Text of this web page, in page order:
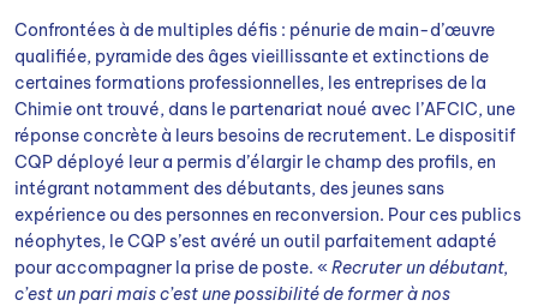
Confrontées à de multiples défis : pénurie de main-d’œuvre
qualifiée, pyramide des âges vieillissante et extinctions de
certaines formations professionnelles, les entreprises de la
Chimie ont trouvé, dans le partenariat noué avec l’AFCIC, une
réponse concrète à leurs besoins de recrutement. Le dispositif
CQP déployé leur a permis d’élargir le champ des profils, en
intégrant notamment des débutants, des jeunes sans
expérience ou des personnes en reconversion. Pour ces publics
néophytes, le CQP s’est avéré un outil parfaitement adapté
pour accompagner la prise de poste. « Recruter un débutant,
c’est un pari mais c’est une possibilité de former à nos